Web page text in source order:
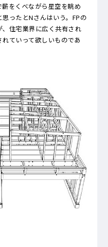
をくべながら星空を眺め
ったとNさんはいう。FPの
、住宅業界に広く共有され
ていって欲しいものであ